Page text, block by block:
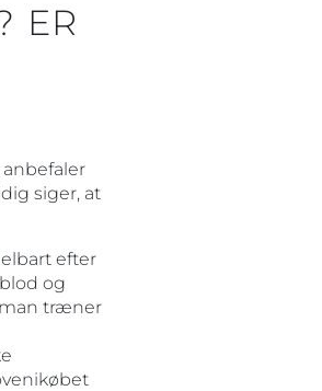
ER
siger, at
efter
og
træner